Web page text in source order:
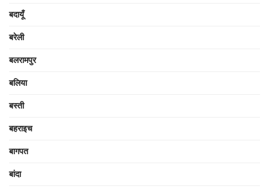
बदायूँ
बरेली
बलरामपुर
बलिया
बस्ती
बहराइच
बागपत
बांदा